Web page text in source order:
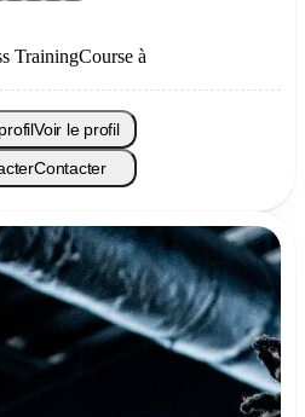
TrainingCourse à
Voir le profil
Contacter